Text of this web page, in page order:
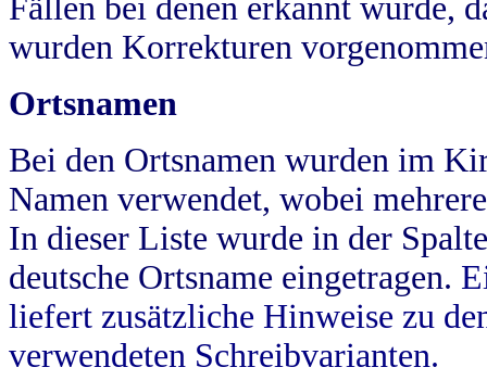
Fällen bei denen erkannt wurde,
wurden Korrekturen
Ortsnamen
Bei den Ortsnamen wurden im
Namen verwendet, wobei
In dieser Liste wurde in der
deutsche Ortsname eingetragen.
liefert zusätzliche Hinweise zu
verwendeten Schreibvarianten.